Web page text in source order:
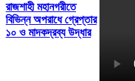
রাজশাহী মহানগরীতে
বিভিন্ন অপরাধে গ্রেপ্তার
১০ ও মাদকদ্রব্য উদ্ধার